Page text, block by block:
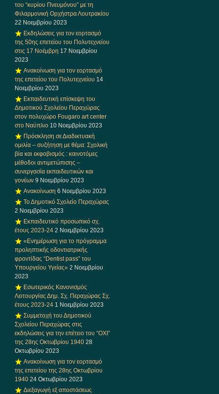
του “κυρίου Πνευμόνου” με τη
Φιλαρμονική Ορχήστρα Λουτρακίου
22 Νοεμβρίου 2023
Εκδηλώσεις για τον εορτασμό
της 50ης επετείου του Πολυτεχνείου
στις 17 Νοέμβρη 17 Νοεμβρίου
2023
Ανακοίνωση για τον εορτασμό
της επετείου του Πολυτεχνείου 14
Νοεμβρίου 2023
Εκπαιδευτική επίσκεψη του
Δημοτικού Σχολείου Περαχώρας
στον πολυχώρο Fougaro art center
στο Ναύπλιο 10 Νοεμβρίου 2023
Πρόσκληση σε Διαδικτυακή
ομιλία – συζήτηση με θέμα: Σχολική
βία και εκφοβισμός : καινοτόμες
μέθοδοι αντιμετώπισης –
συνεργασία εκπαιδευτικών και
γονέων 9 Νοεμβρίου 2023
Ανακοίνωση 6 Νοεμβρίου 2023
Το Δημοτικό Σχολείο Περαχώρας
2 Νοεμβρίου 2023
Εκπαιδευτικό προσωπικό σχ.
έτους 2023-24 2 Νοεμβρίου 2023
«Ενημέρωση για το πρόγραμμα
προληπτικής οδοντιατρικής
φροντίδας “Dentist pass” του
Υπουργείου Υγείας» 2 Νοεμβρίου
2023
Εσωτερικός Κανονισμός
Λειτουργίας Δημ. Σχ. Περαχώρας Σχ.
έτους 2023-24 1 Νοεμβρίου 2023
Συμμετοχή του Δημοτικού
Σχολείου Περαχώρας στις
εκδηλώσεις για την επέτειο του “ΟΧΙ”
της 28ης Οκτωβρίου 1940 28
Οκτωβρίου 2023
Ανακοίνωση για τον εορτασμό
της επετείου της 28ης Οκτωβρίου
1940 24 Οκτωβρίου 2023
Διεξαγωγή εξ αποστάσεως